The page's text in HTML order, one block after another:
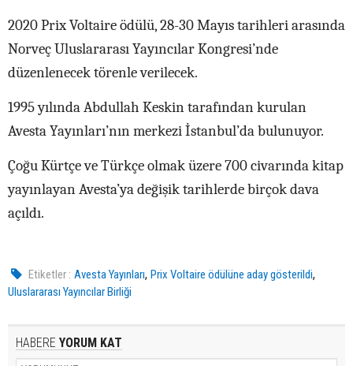
2020 Prix Voltaire ödülü, 28-30 Mayıs tarihleri arasında
Norveç Uluslararası Yayıncılar Kongresi’nde
düzenlenecek törenle verilecek.
1995 yılında Abdullah Keskin tarafından kurulan
Avesta Yayınları’nın merkezi İstanbul’da bulunuyor.
Çoğu Kürtçe ve Türkçe olmak üzere 700 civarında kitap
yayınlayan Avesta’ya değişik tarihlerde birçok dava
açıldı.
Etiketler : Avesta Yayınları,Prix Voltaire ödülüne aday gösterildi,
Uluslararası Yayıncılar Birliği
HABERE YORUM KAT